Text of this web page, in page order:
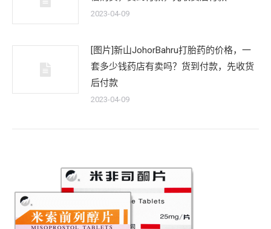
2023-04-09
[图片]新山JohorBahru打胎药的价格，一
套多少钱药店有卖吗？货到付款，先收货
后付款
2023-04-09